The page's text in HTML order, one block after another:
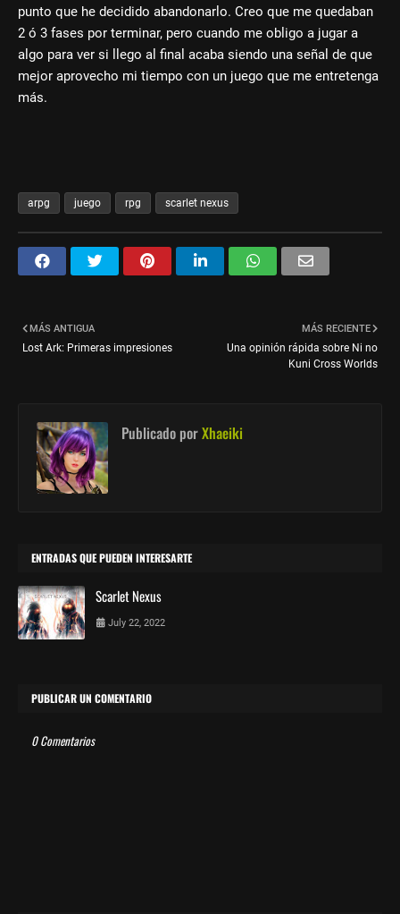
punto que he decidido abandonarlo. Creo que me quedaban
2 ó 3 fases por terminar, pero cuando me obligo a jugar a
algo para ver si llego al final acaba siendo una señal de que
mejor aprovecho mi tiempo con un juego que me entretenga
más.
arpg juego rpg scarlet nexus
MÁS RECIENTE
Una opinión rápida sobre Ni no
Kuni Cross Worlds
MÁS ANTIGUA
Lost Ark: Primeras impresiones
Publicado porXhaeiki
ENTRADAS QUE PUEDEN INTERESARTE
Scarlet Nexus
July 22, 2022
PUBLICAR UN COMENTARIO
0 Comentarios